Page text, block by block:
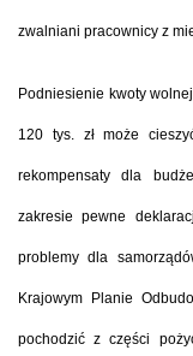
zwalniani pracownicy z
Podniesienie kwoty
120 tys. zł może
rekompensaty dla
zakresie pewne
problemy dla
Krajowym Planie
pochodzić z części